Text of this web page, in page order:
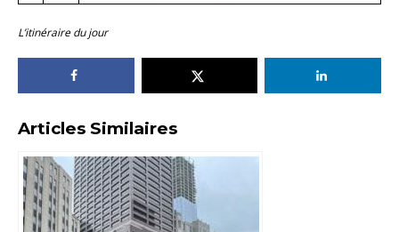
L’itinéraire du jour
Articles Similaires